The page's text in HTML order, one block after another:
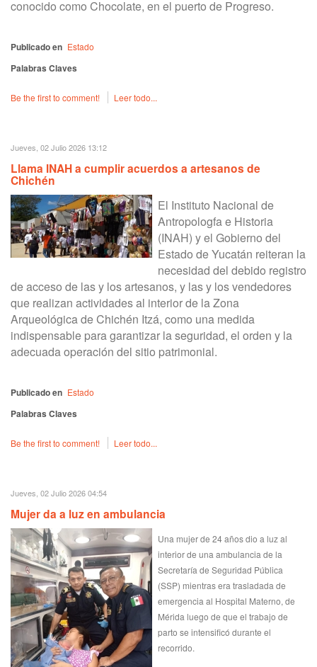
conocido como Chocolate, en el puerto de Progreso.
Publicado en Estado
Palabras Claves
Be the first to comment! Leer todo...
Jueves, 02 Julio 2026 13:12
Llama INAH a cumplir acuerdos a artesanos de
Chichén
El Instituto Nacional de
Antropologfa e Historia
(INAH) y el Gobierno del
Estado de Yucatán reiteran la
necesidad del debido registro
de acceso de las y los artesanos, y las y los vendedores
que realizan actividades al interior de la Zona
Arqueológica de Chichén Itzá, como una medida
indispensable para garantizar la seguridad, el orden y la
adecuada operación del sitio patrimonial.
Publicado en Estado
Palabras Claves
Be the first to comment! Leer todo...
Jueves, 02 Julio 2026 04:54
Mujer da a luz en ambulancia
Una mujer de 24 años dio a luz al
interior de una ambulancia de la
Secretaría de Seguridad Pública
(SSP) mientras era trasladada de
emergencia al Hospital Materno, de
Mérida luego de que el trabajo de
parto se intensificó durante el
recorrido.